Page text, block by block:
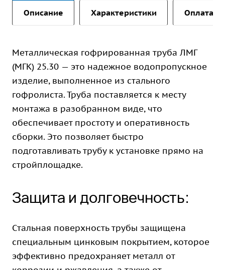
Описание Характеристики Оплата и
Металлическая гофрированная труба ЛМГ
(МГК) 25.30 — это надежное водопропускное
изделие, выполненное из стального
гофролиста. Труба поставляется к месту
монтажа в разобранном виде, что
обеспечивает простоту и оперативность
сборки. Это позволяет быстро
подготавливать трубу к установке прямо на
стройплощадке.
Защита и долговечность:
Стальная поверхность трубы защищена
специальным цинковым покрытием, которое
эффективно предохраняет металл от